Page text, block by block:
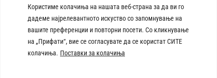
Користиме колачиња на нашата веб-страна за да ви го
дадеме најрелевантното искуство со запомнување на
вашите преференции и повторни посети. Со кликнување
на „Прифати“, вие се согласувате да се користат СИТЕ
колачиња. Поставки за колачиња